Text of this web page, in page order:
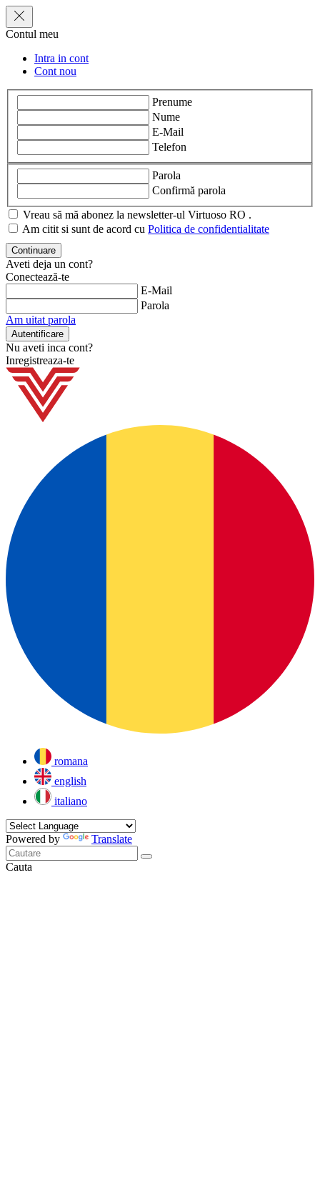
Contul meu
Intra in cont
Cont nou
Prenume
Nume
E-Mail
Telefon
Parola
Confirmă parola
Vreau să mă abonez la newsletter-ul Virtuoso RO .
Am citit si sunt de acord cu Politica de confidentialitate
Aveti deja un cont?
Conectează-te
E-Mail
Parola
Am uitat parola
Nu aveti inca cont?
Inregistreaza-te
romana
english
italiano
Powered by Translate
Cauta